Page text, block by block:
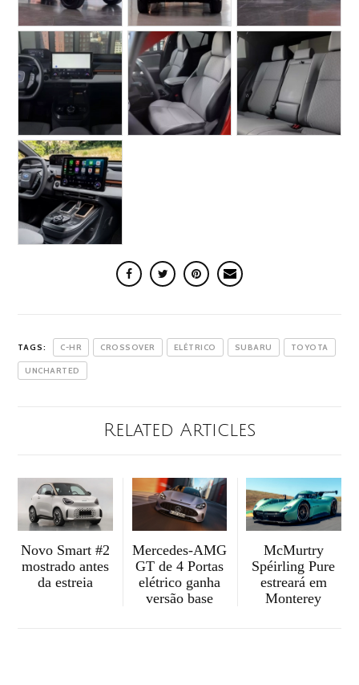
TAGS: C-HR CROSSOVER ELÉTRICO SUBARU TOYOTA
UNCHARTED
Related Articles
Novo Smart #2
mostrado antes
da estreia
Mercedes-AMG
GT de 4 Portas
elétrico ganha
versão base
McMurtry
Spéirling Pure
estreará em
Monterey